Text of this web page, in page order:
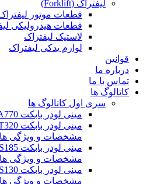
لیفتراک (Forklift)
قطعات موتور
قطعات هیدرولیکی
لاستیک لیفتراک
لوازم یدکی لیفتراک
قوانین
درباره ما
تماس با ما
کاتالوگ ها
سری اول کاتالوگ ها
مینی لودر بابکت Bobcat A770
مشخصات و ویژگی
مشخصات و ویژگی
مشخصات و ویژگی